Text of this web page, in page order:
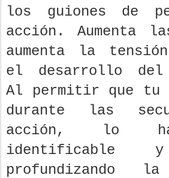
es un componente
los guiones de
acción. Aumenta
aumenta la
el desarrollo del
Al permitir que tu
durante las
acción, lo
identificable y